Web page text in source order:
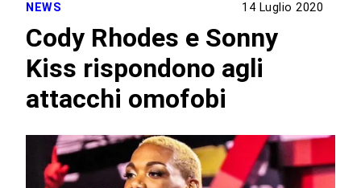
NEWS 14 Luglio 2020
Cody Rhodes e Sonny
Kiss rispondono agli
attacchi omofobi